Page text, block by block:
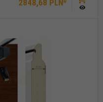
2848,68 PLN*